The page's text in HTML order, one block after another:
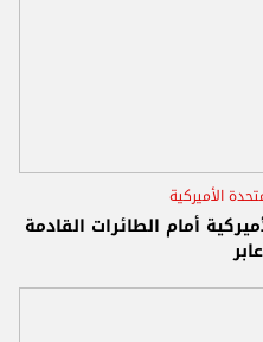
الأميركية
أمام الطائرات القادمة